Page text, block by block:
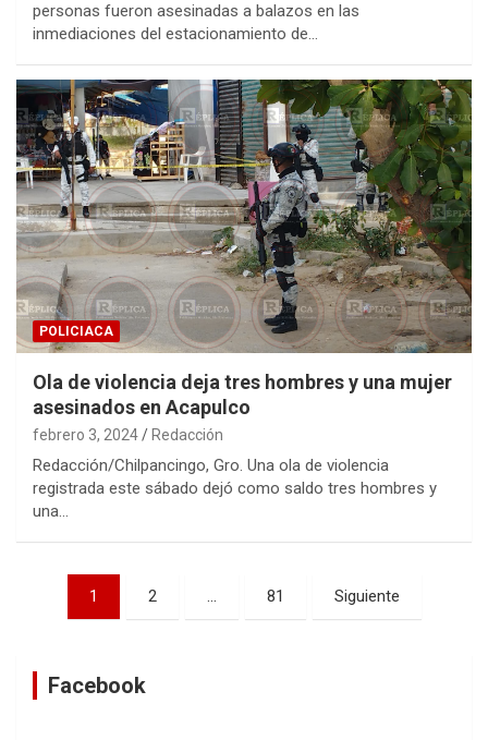
personas fueron asesinadas a balazos en las
inmediaciones del estacionamiento de…
POLICIACA
Ola de violencia deja tres hombres y una mujer
asesinados en Acapulco
febrero 3, 2024 Redacción
Redacción/Chilpancingo, Gro. Una ola de violencia
registrada este sábado dejó como saldo tres hombres y
una…
Navegación
1 2 … 81 Siguiente
Facebook